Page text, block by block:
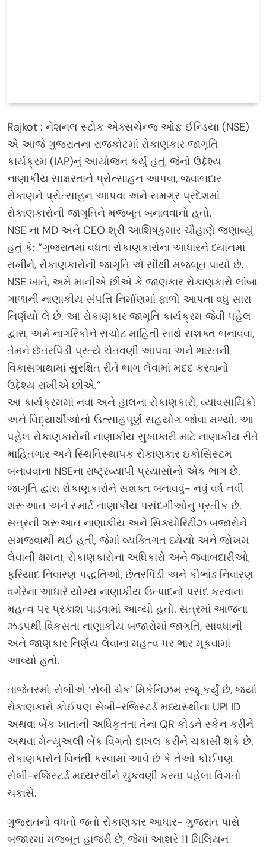
Rajkot : નેશનલ સ્ટોક એક્સચેન્જ ઓફ ઈન્ડિયા (NSE)
એ આજે ગુજરાતના રાજકોટમાં રોકાણકાર જાગૃતિ
કાર્યક્રમ (IAP)નું આયોજન કર્યું હતું, જેનો ઉદ્દેશ્ય
નાણાકીય સાક્ષરતાને પ્રોત્સાહન આપવા, જવાબદાર
રોકાણને પ્રોત્સાહન આપવા અને સમગ્ર પ્રદેશમાં
રોકાણકારોની જાગૃતિને મજબૂત બનાવવાનો હતો.
NSE ના MD અને CEO શ્રી આશિષકુમાર ચૌહાણે જણાવ્યું
હતું કે: “ગુજરાતમાં વધતા રોકાણકારોના આધારને ધ્યાનમાં
રાખીને, રોકાણકારોની જાગૃતિ એ સૌથી મજબૂત પાયો છે.
NSE ખાતે, અમે માનીએ છીએ કે જાણકાર રોકાણકારો લાંબા
ગાળાની નાણાકીય સંપત્તિ નિર્માણમાં ફાળો આપતા વધુ સારા
નિર્ણયો લે છે. આ રોકાણકાર જાગૃતિ કાર્યક્રમ જેવી પહેલ
દ્વારા, અમે નાગરિકોને સચોટ માહિતી સાથે સશક્ત બનાવવા,
તેમને છેતરપિંડી પ્રત્યે ચેતવણી આપવા અને ભારતની
વિકાસગાથામાં સુરક્ષિત રીતે ભાગ લેવામાં મદદ કરવાનો
ઉદ્દેશ્ય રાખીએ છીએ.”
આ કાર્યક્રમમાં નવા અને હાલના રોકાણકારો, વ્યાવસાયિકો
અને વિદ્યાર્થીઓનો ઉત્સાહપૂર્ણ સહયોગ જોવા મળ્યો. આ
પહેલ રોકાણકારોની નાણાકીય સુખાકારી માટે નાણાકીય રીતે
માહિતગાર અને સ્થિતિસ્થાપક રોકાણકાર ઇકોસિસ્ટમ
બનાવવાના NSEના રાષ્ટ્રવ્યાપી પ્રયાસોનો એક ભાગ છે.
જાગૃતિ દ્વારા રોકાણકારોને સશક્ત બનાવવું- નવું વર્ષ નવી
શરૂઆત અને સ્માર્ટ નાણાકીય પસંદગીઓનું પ્રતીક છે.
સત્રની શરૂઆત નાણાકીય અને સિક્યોરિટીઝ બજારોને
સમજવાથી થઈ હતી, જેમાં વ્યક્તિગત ધ્યેયો અને જોખમ
લેવાની ક્ષમતા, રોકાણકારોના અધિકારો અને જવાબદારીઓ,
ફરિયાદ નિવારણ પદ્ધતિઓ, છેતરપિંડી અને કૌભાંડ નિવારણ
વગેરેના આધારે યોગ્ય નાણાકીય ઉત્પાદનો પસંદ કરવાના
મહત્વ પર પ્રકાશ પાડવામાં આવ્યો હતો. સત્રમાં આજના
ઝડપથી વિકસતા નાણાકીય બજારોમાં જાગૃતિ, સાવધાની
અને જાણકાર નિર્ણય લેવાના મહત્વ પર ભાર મૂકવામાં
આવ્યો હતો.
તાજેતરમાં, સેબીએ ‘સેબી ચેક’ મિકેનિઝમ રજૂ કર્યું છે, જ્યાં
રોકાણકારો કોઈપણ સેબી-રજિસ્ટર્ડ મધ્યસ્થીના UPI ID
અથવા બેંક ખાતાની અધિકૃતતા તેના QR કોડને સ્કેન કરીને
અથવા મેન્યુઅલી બેંક વિગતો દાખલ કરીને ચકાસી શકે છે.
રોકાણકારોને વિનંતી કરવામાં આવે છે કે તેઓ કોઈપણ
સેબી-રજિસ્ટર્ડ મધ્યસ્થીને ચુકવણી કરતા પહેલા વિગતો
ચકાસે.
ગુજરાતનો વધતો જતો રોકાણકાર આધાર- ગુજરાત પાસે
બજારમાં મજબૂત હાજરી છે, જેમાં આશરે 11 મિલિયન